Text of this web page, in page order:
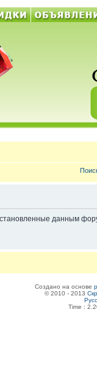
данным
Создано на основе
© 2010 - 2013
Time :